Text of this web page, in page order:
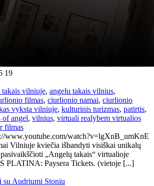
19
takais vilniuje, angelu takais vilnius,
filmas, ciurlionio namai, ciurlionio
vyksta vilniuje, kulturinis turizmas, patirtis,
of angel, vilnius, virtuali realybem virtualios
filmas
www.youtube.com/watch?v=lgXnB_umKnE
Vilniuje kviečia išbandyti visiškai unikalų
„Angelų takais“ virtualioje
PLATINA: Paysera Tickets. (vietoje [...]
su Audriumi Stoniu